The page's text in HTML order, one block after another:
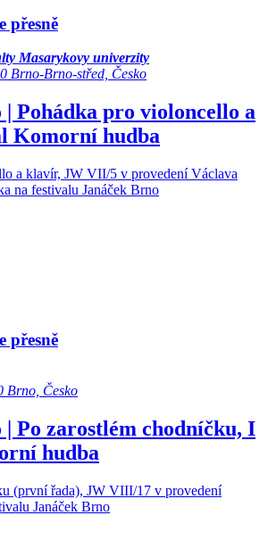
přesně
Masarykovy univerzity
Brno-Brno-střed, Česko
| Pohádka pro violoncello a
Komorní hudba
a klavír, JW VII/5 v provedení Václava
na festivalu Janáček Brno
přesně
Brno, Česko
| Po zarostlém chodníčku, I
hudba
(první řada), JW VIII/17 v provedení
Janáček Brno